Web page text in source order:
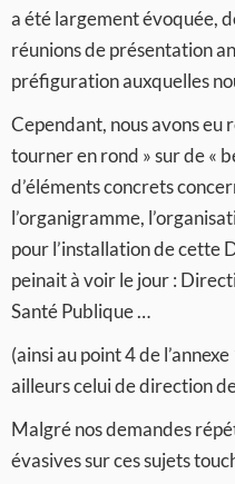
a été largement évoquée,
réunions de présentation
préfiguration auxquelles
Cependant, nous avons eu
tourner en rond » sur de «
d’éléments concrets
l’organigramme,
pour l’installation de cette
peinait à voir le jour :
Santé Publique …
(ainsi au point 4 de
ailleurs celui de direction
Malgré nos demandes
évasives sur ces sujets